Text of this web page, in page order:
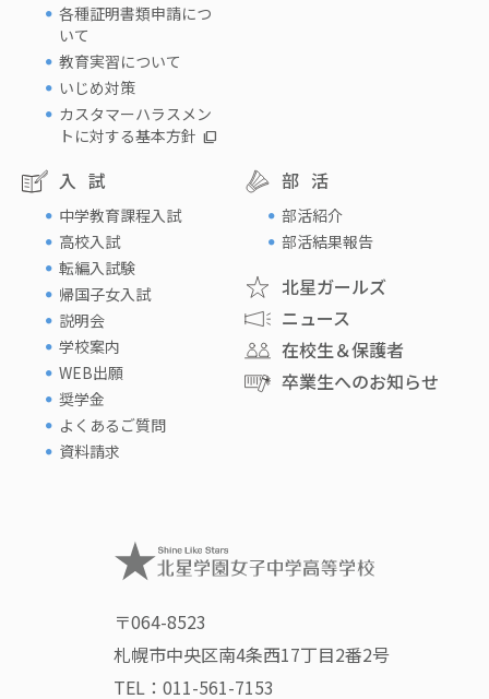
各種証明書類申請につ
いて
教育実習について
いじめ対策
カスタマーハラスメン
トに対する基本方針
入試
中学教育課程入試
高校入試
転編入試験
帰国子女入試
説明会
学校案内
WEB出願
奨学金
よくあるご質問
資料請求
部活
部活紹介
部活結果報告
北星ガールズ
ニュース
在校生＆保護者
卒業生へのお知らせ
〒064-8523
札幌市中央区南4条西17丁目2番2号
TEL： 011-561-7153